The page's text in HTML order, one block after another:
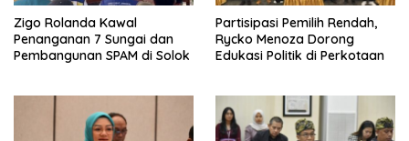
Zigo Rolanda Kawal
Penanganan 7 Sungai dan
Pembangunan SPAM di Solok
Partisipasi Pemilih Rendah,
Rycko Menoza Dorong
Edukasi Politik di Perkotaan